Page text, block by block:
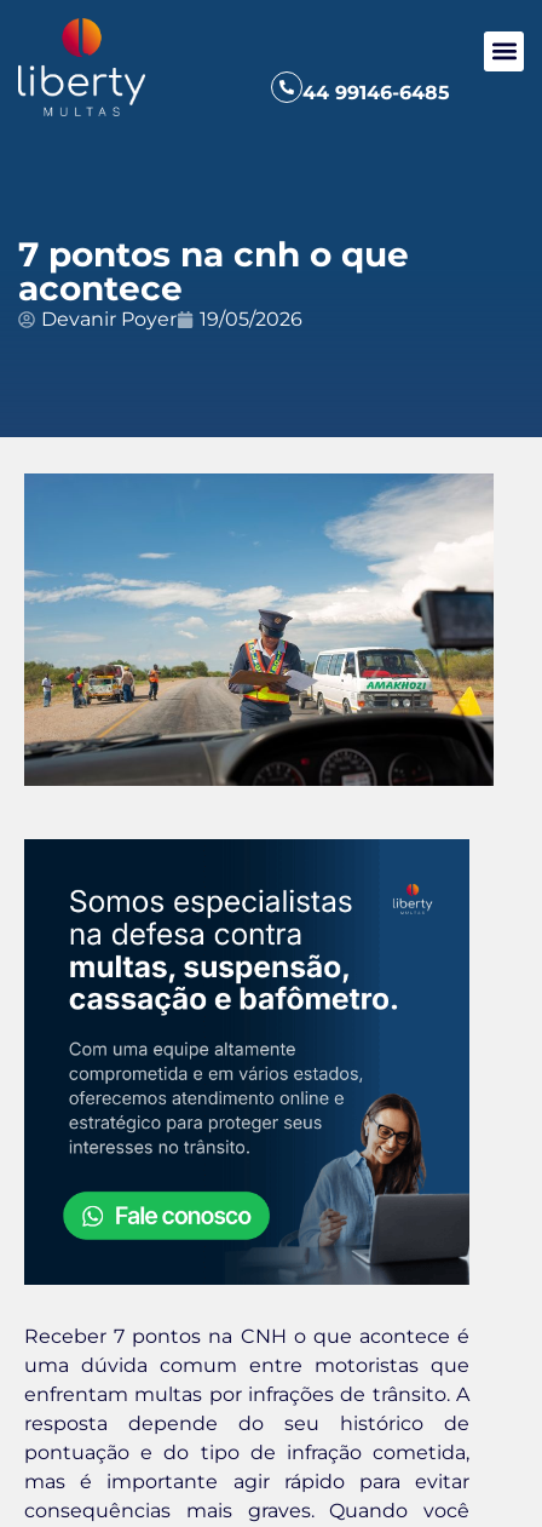
44 99146-6485
7 pontos na cnh o que
acontece
Devanir Poyer 19/05/2026
Receber 7 pontos na CNH o que acontece é
uma dúvida comum entre motoristas que
enfrentam multas por infrações de trânsito. A
resposta depende do seu histórico de
pontuação e do tipo de infração cometida,
mas é importante agir rápido para evitar
consequências mais graves. Quando você